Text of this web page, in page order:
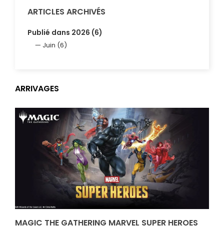
ARTICLES ARCHIVÉS
Publié dans 2026 (6)
Juin (6)
ARRIVAGES
MAGIC THE GATHERING MARVEL SUPER HEROES